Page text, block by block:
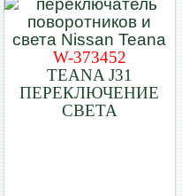
W-373452
TEANA J31
ПЕРЕКЛЮЧЕНИЕ
СВЕТА